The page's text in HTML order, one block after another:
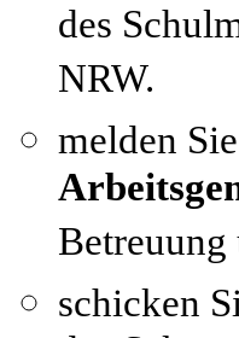
des
NRW.
melden
Betreuung
schicken